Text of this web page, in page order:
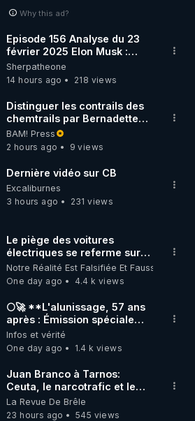
Why this ad?
Episode 156 Analyse du 23
février 2025 Elon Musk :
Houston , on a un problème !
Sherpatheone
14 hours ago
218 views
Distinguer les contrails des
chemtrails par Bernadette
Bihin
BAM! Press
2 hours ago
9 views
Dernière vidéo sur CB
Excaliburnes
3 hours ago
231 views
Le piège des voitures
électriques se referme sur
les usagers !
Notre Réalité Est Falsifiée Et Fausse
One day ago
4.4 k views
🌕🚀 **L'alunissage, 57 ans
après : Émission spéciale
avec John Doe !** 👨 🚀✨
Infos et vérité
One day ago
1.4 k views
Juan Branco à Tarnos:
Ceuta, le narcotrafic et le
pouvoir en France
La Revue De Brêle
23 hours ago
545 views